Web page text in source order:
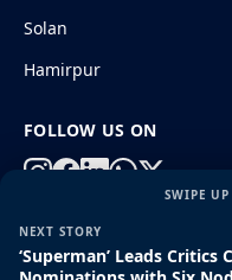
SWIPE
NEXT STORY
‘Superman’ Leads Critics
Solan
Hamirpur
FOLLOW US ON
© 2026 HimachalGovt.com
| Terms and Conditions |